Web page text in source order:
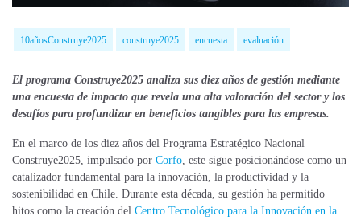
10añosConstruye2025 construye2025 encuesta evaluación
El programa Construye2025 analiza sus diez años de gestión mediante
una encuesta de impacto que revela una alta valoración del sector y los
desafíos para profundizar en beneficios tangibles para las empresas.
En el marco de los diez años del Programa Estratégico Nacional
Construye2025, impulsado por Corfo , este sigue posicionándose como un
catalizador fundamental para la innovación, la productividad y la
sostenibilidad en Chile. Durante esta década, su gestión ha permitido
hitos como la creación del Centro Tecnológico para la Innovación en la